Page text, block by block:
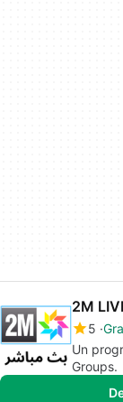
5
Un
Groups.